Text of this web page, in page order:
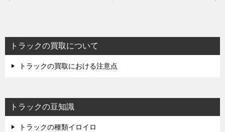
ー
シ
ョ
トラックの買取について
トラックの買取における注意点
トラックの豆知識
トラックの種類イロイロ